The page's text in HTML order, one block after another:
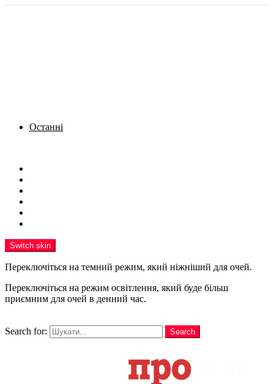
Останні
Switch skin
Переключіться на темний режим, який ніжніший для очей.
Переключіться на режим освітлення, який буде більш
приємним для очей в денний час.
Search for:
Search